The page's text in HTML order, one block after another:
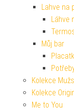
Lahve na
Láhve
Můj bar
Kolekce
Kolekce
Me to You